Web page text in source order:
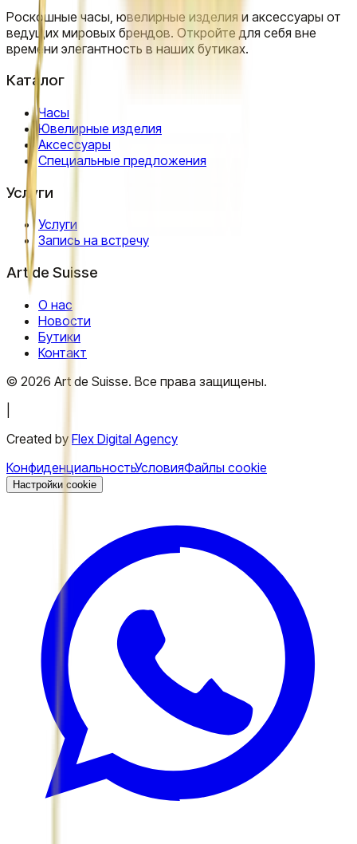
Роскошные часы, ювелирные изделия и аксессуары от
ведущих мировых брендов. Откройте для себя вне
времени элегантность в наших бутиках.
Каталог
Часы
Ювелирные изделия
Аксессуары
Специальные предложения
Услуги
Услуги
Запись на встречу
Art de Suisse
О нас
Новости
Бутики
Контакт
© 2026 Art de Suisse. Все права защищены.
Created by Flex Digital Agency
КонфиденциальностьУсловияФайлы cookie
Настройки cookie